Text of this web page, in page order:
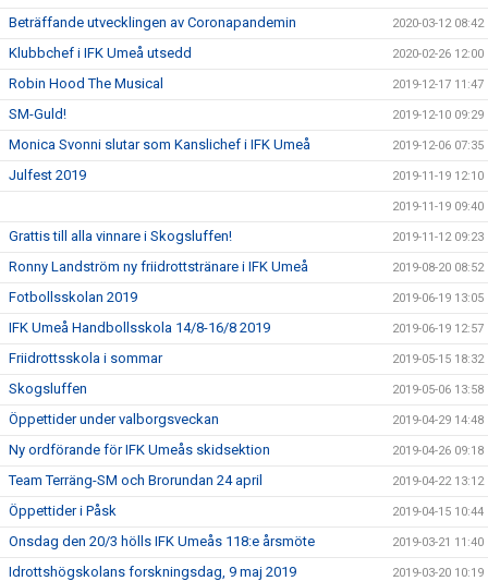
Beträffande utvecklingen av Coronapandemin 2020-03-12 08:42
Klubbchef i IFK Umeå utsedd 2020-02-26 12:00
Robin Hood The Musical 2019-12-17 11:47
SM-Guld! 2019-12-10 09:29
Monica Svonni slutar som Kanslichef i IFK Umeå 2019-12-06 07:35
Julfest 2019 2019-11-19 12:10
2019-11-19 09:40
Grattis till alla vinnare i Skogsluffen! 2019-11-12 09:23
Ronny Landström ny friidrottstränare i IFK Umeå 2019-08-20 08:52
Fotbollsskolan 2019 2019-06-19 13:05
IFK Umeå Handbollsskola 14/8-16/8 2019 2019-06-19 12:57
Friidrottsskola i sommar 2019-05-15 18:32
Skogsluffen 2019-05-06 13:58
Öppettider under valborgsveckan 2019-04-29 14:48
Ny ordförande för IFK Umeås skidsektion 2019-04-26 09:18
Team Terräng-SM och Brorundan 24 april 2019-04-22 13:12
Öppettider i Påsk 2019-04-15 10:44
Onsdag den 20/3 hölls IFK Umeås 118:e årsmöte 2019-03-21 11:40
Idrottshögskolans forskningsdag, 9 maj 2019 2019-03-20 10:19